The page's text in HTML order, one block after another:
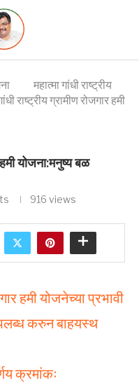
महात्मा गांधी राष्ट्रीय
राष्ट्रीय ग्रामीण रोजगार हमी
हमी योजना:मनुष्य बळ
916 views
हमी योजनेच्या प्रभावी
करुन बाहयस्थ
क्रमांकः